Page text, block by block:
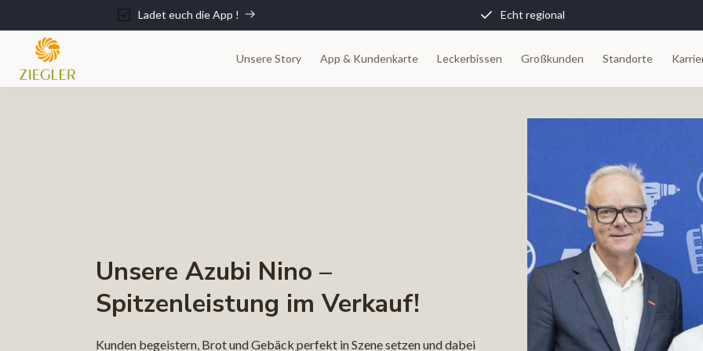
Ladet euch die App ! Echt regional
Unsere Story App & Kundenkarte Leckerbissen Großkunden Standorte
Unsere Azubi Nino –
Spitzenleistung im Verkauf!
Kunden begeistern, Brot und Gebäck perfekt in Szene setzen und dabei